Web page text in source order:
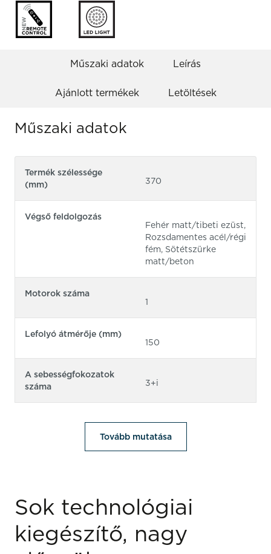
Műszaki adatok Leírás
Ajánlott termékek Letöltések
Műszaki adatok
Termék szélessége
(mm)
370
Végső feldolgozás
Fehér matt/tibeti ezüst,
Rozsdamentes acél/régi
fém, Sötétszürke
matt/beton
Motorok száma
1
Lefolyó átmérője (mm)
150
A sebességfokozatok
száma
3+i
Tovább mutatása
Sok technológiai
kiegészítő, nagy